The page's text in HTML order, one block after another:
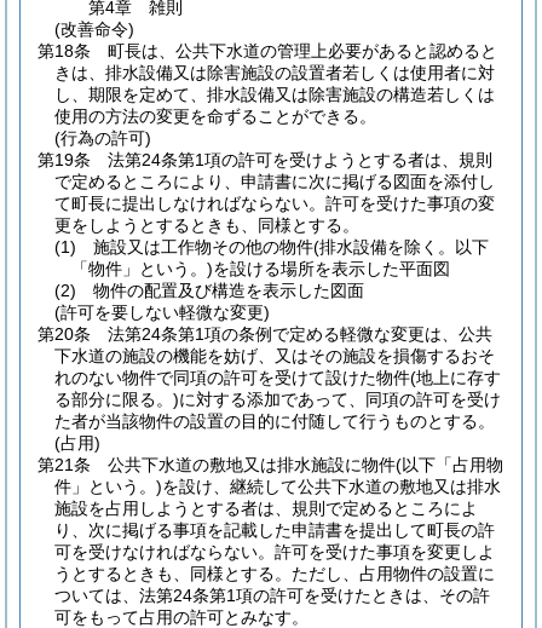
第4章
雑則
(改善命令)
第18条
町長は、公共下水道の管理上必要があると認めると
きは、排水設備又は除害施設の設置者若しくは使用者に対
し、期限を定めて、排水設備又は除害施設の構造若しくは
使用の方法の変更を命ずることができる。
(行為の許可)
第19条
法第24条第1項の許可を受けようとする者は、規則
で定めるところにより、申請書に次に掲げる図面を添付し
て町長に提出しなければならない。 許可を受けた事項の変
更をしようとするときも、同様とする。
(1)
施設又は工作物その他の物件(排水設備を除く。以下
「物件」という。)を設ける場所を表示した平面図
(2)
物件の配置及び構造を表示した図面
(許可を要しない軽微な変更)
第20条
法第24条第1項の条例で定める軽微な変更は、公共
下水道の施設の機能を妨げ、又はその施設を損傷するおそ
れのない物件で同項の許可を受けて設けた物件(地上に存す
る部分に限る。)に対する添加であって、同項の許可を受け
た者が当該物件の設置の目的に付随して行うものとする。
(占用)
第21条
公共下水道の敷地又は排水施設に物件(以下「占用物
件」という。)を設け、継続して公共下水道の敷地又は排水
施設を占用しようとする者は、規則で定めるところによ
り、次に掲げる事項を記載した申請書を提出して町長の許
可を受けなければならない。 許可を受けた事項を変更しよ
うとするときも、同様とする。 ただし、占用物件の設置に
ついては、法第24条第1項の許可を受けたときは、その許
可をもって占用の許可とみなす。